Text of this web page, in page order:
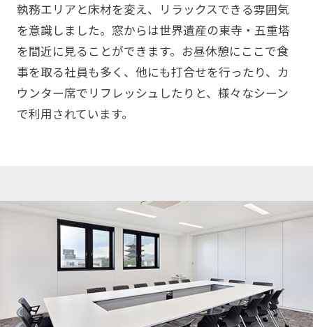
執務エリアと床材を変え、リラックスできる雰囲気
を意識しました。窓からは世界遺産の東寺・五重塔
を間近に見ることができます。お昼休憩にここで食
事を取る社員も多く、他にも打合せを行ったり、カ
ウンター席でリフレッシュしたりと、様々なシーン
で利用されています。